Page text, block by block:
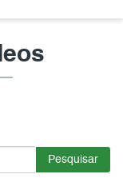
Pesquisar